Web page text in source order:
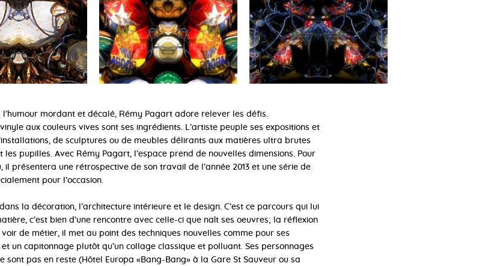
mordant et décalé, Rémy Pagart adore relever les défis.
aux couleurs vives sont ses ingrédients. L’artiste peuple ses expositions et
de sculptures ou de meubles délirants aux matières ultra brutes
pupilles. Avec Rémy Pagart, l’espace prend de nouvelles dimensions. Pour
il présentera une rétrospective de son travail de l’année 2013 et une série de
pour l’occasion.
la décoration, l’architecture intérieure et le design. C’est ce parcours qui lui
c’est bien d’une rencontre avec celle-ci que naît ses oeuvres; la réflexion
de métier, il met au point des techniques nouvelles comme pour ses
un capitonnage plutôt qu’un collage classique et polluant. Ses personnages
sont pas en reste (Hôtel Europa «Bang-Bang» à la Gare St Sauveur ou sa